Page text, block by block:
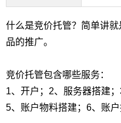
什么是竞价托管？简单讲
品的推广。
竞价托管包含哪些服务：
1、开户；2、服务器搭建
5、账户物料搭建；6、账户